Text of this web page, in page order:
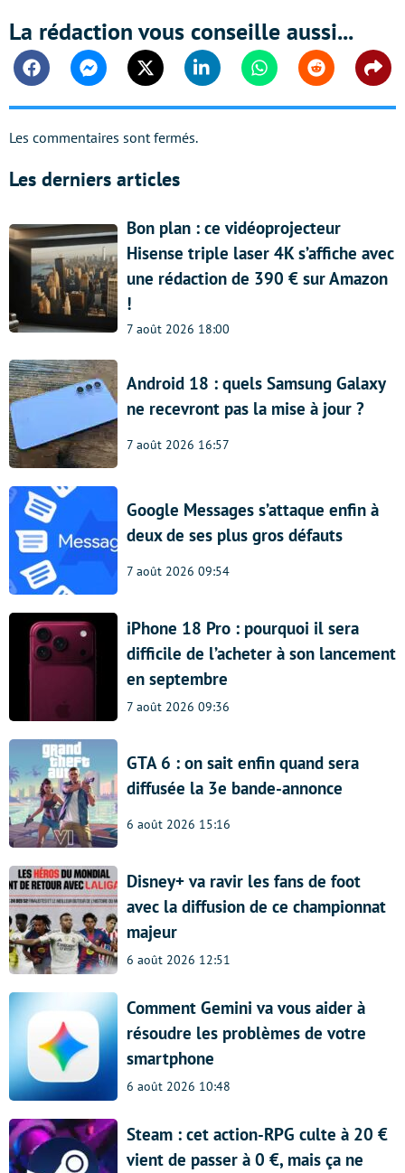
La rédaction vous conseille aussi...
FacebookMessengerTwitter Linkedin WhatsappReddit
Les commentaires sont fermés.
Les derniers articles
Bon plan : ce vidéoprojecteur
Hisense triple laser 4K s’affiche avec
une rédaction de 390 € sur Amazon
!
7 août 2026 18:00
Android 18 : quels Samsung Galaxy
ne recevront pas la mise à jour ?
7 août 2026 16:57
Google Messages s’attaque enfin à
deux de ses plus gros défauts
7 août 2026 09:54
iPhone 18 Pro : pourquoi il sera
difficile de l’acheter à son lancement
en septembre
7 août 2026 09:36
GTA 6 : on sait enfin quand sera
diffusée la 3e bande-annonce
6 août 2026 15:16
Disney+ va ravir les fans de foot
avec la diffusion de ce championnat
majeur
6 août 2026 12:51
Comment Gemini va vous aider à
résoudre les problèmes de votre
smartphone
6 août 2026 10:48
Steam : cet action-RPG culte à 20 €
vient de passer à 0 €, mais ça ne